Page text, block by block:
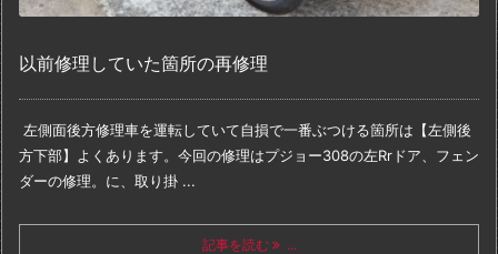
以前修理していた箇所の再修理
左側面後方修理車を運転していて自損で一番ぶつける箇所は 【左側後
方下部】
よくあります。今回の修理はプジョー308の左Rrドア、フェン
ダーの修理。 に、取り掛 ...
記事を読む ...